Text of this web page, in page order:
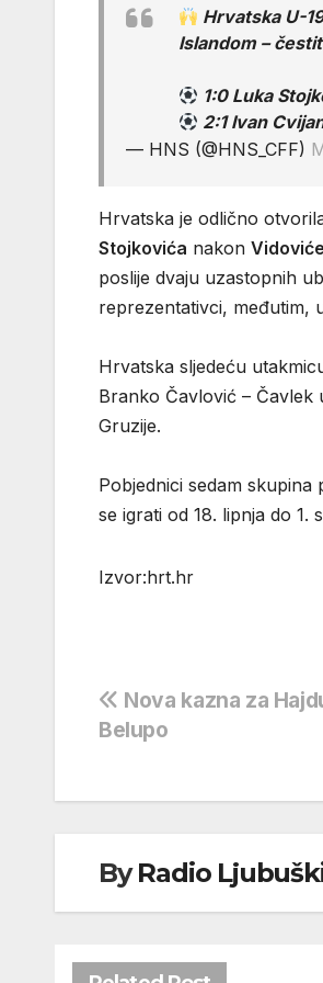
Hrvatska U-
Islandom –
1:0 Luka
2:1 Ivan
— HNS (@HNS_CFF)
Hrvatska je odlično
Stojkovića nakon
poslije dvaju uzastopnih
reprezentativci, međutim,
Hrvatska sljedeću
Branko Čavlović – Čavlek
Gruzije.
Pobjednici sedam
se igrati od 18. lipnja do 1.
Izvor:hrt.hr
Navigacija
objava
Nova kazna za
Belupo
ByRadio